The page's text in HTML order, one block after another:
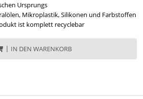
Ursprungs
Mikroplastik, Silikonen und Farbstoffen
ist komplett recyclebar
IN DEN WARENKORB